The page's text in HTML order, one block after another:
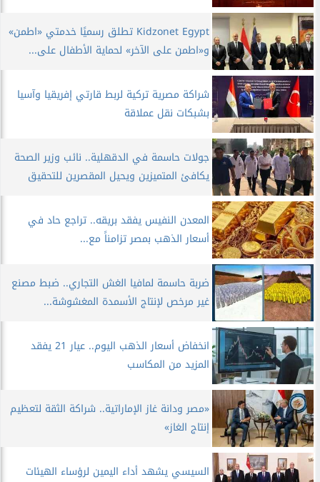
Kidzonet Egypt تطلق رسميًا خدمتي «اطمن»
و«اطمن على الآخر» لحماية الأطفال على...
​شراكة مصرية تركية لربط قارتي إفريقيا وآسيا
بشبكات نقل عملاقة
​جولات حاسمة في الدقهلية.. نائب وزير الصحة
يكافئ المتميزين ويحيل المقصرين للتحقيق
​المعدن النفيس يفقد بريقه.. تراجع حاد في
أسعار الذهب بمصر تزامناً مع...
​ضربة حاسمة لمافيا الغش التجاري.. ضبط مصنع
غير مرخص لإنتاج الأسمدة المغشوشة...
انخفاض أسعار الذهب اليوم.. عيار 21 يفقد
المزيد من المكاسب
​«مصر ودانة غاز الإماراتية.. شراكة الثقة لتعظيم
إنتاج الغاز»
السيسي يشهد أداء اليمين لرؤساء الهيئات